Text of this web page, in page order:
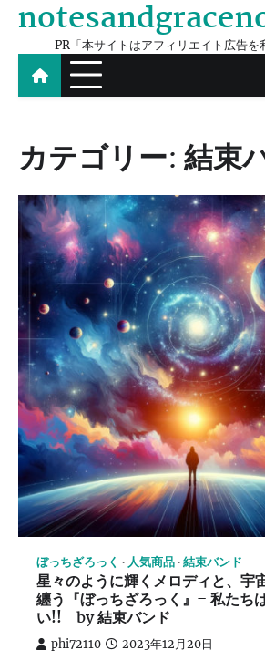
Skip
contentPR「本サイトはアフィリエイト広告を
カテゴリー:結束
ぼっちざろっく 人気商品 結束バンド
星々のように輝くメロディと、宇
纏う『ぼっちざろっく』– 私たち
い!! by 結束バンド
phi72110 2023年12月20日